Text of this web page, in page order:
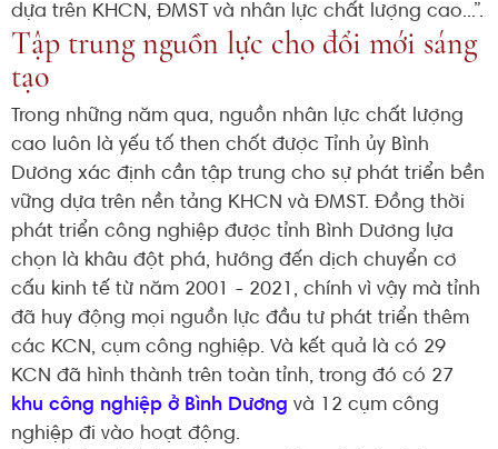
dựa trên KHCN, ĐMST và nhân lực chất lượng cao...”.
Tập trung nguồn lực cho đổi mới sáng
tạo
Trong những năm qua, nguồn nhân lực chất lượng
cao luôn là yếu tố then chốt được Tỉnh ủy Bình
Dương xác định cần tập trung cho sự phát triển bền
vững dựa trên nền tảng KHCN và ĐMST. Đồng thời
phát triển công nghiệp được tỉnh Bình Dương lựa
chọn là khâu đột phá, hướng đến dịch chuyển cơ
cấu kinh tế từ năm 2001 - 2021, chính vì vậy mà tỉnh
đã huy động mọi nguồn lực đầu tư phát triển thêm
các KCN, cụm công nghiệp. Và kết quả là có 29
KCN đã hình thành trên toàn tỉnh, trong đó có 27
khu công nghiệp ở Bình Dương và 12 cụm công
nghiệp đi vào hoạt động.